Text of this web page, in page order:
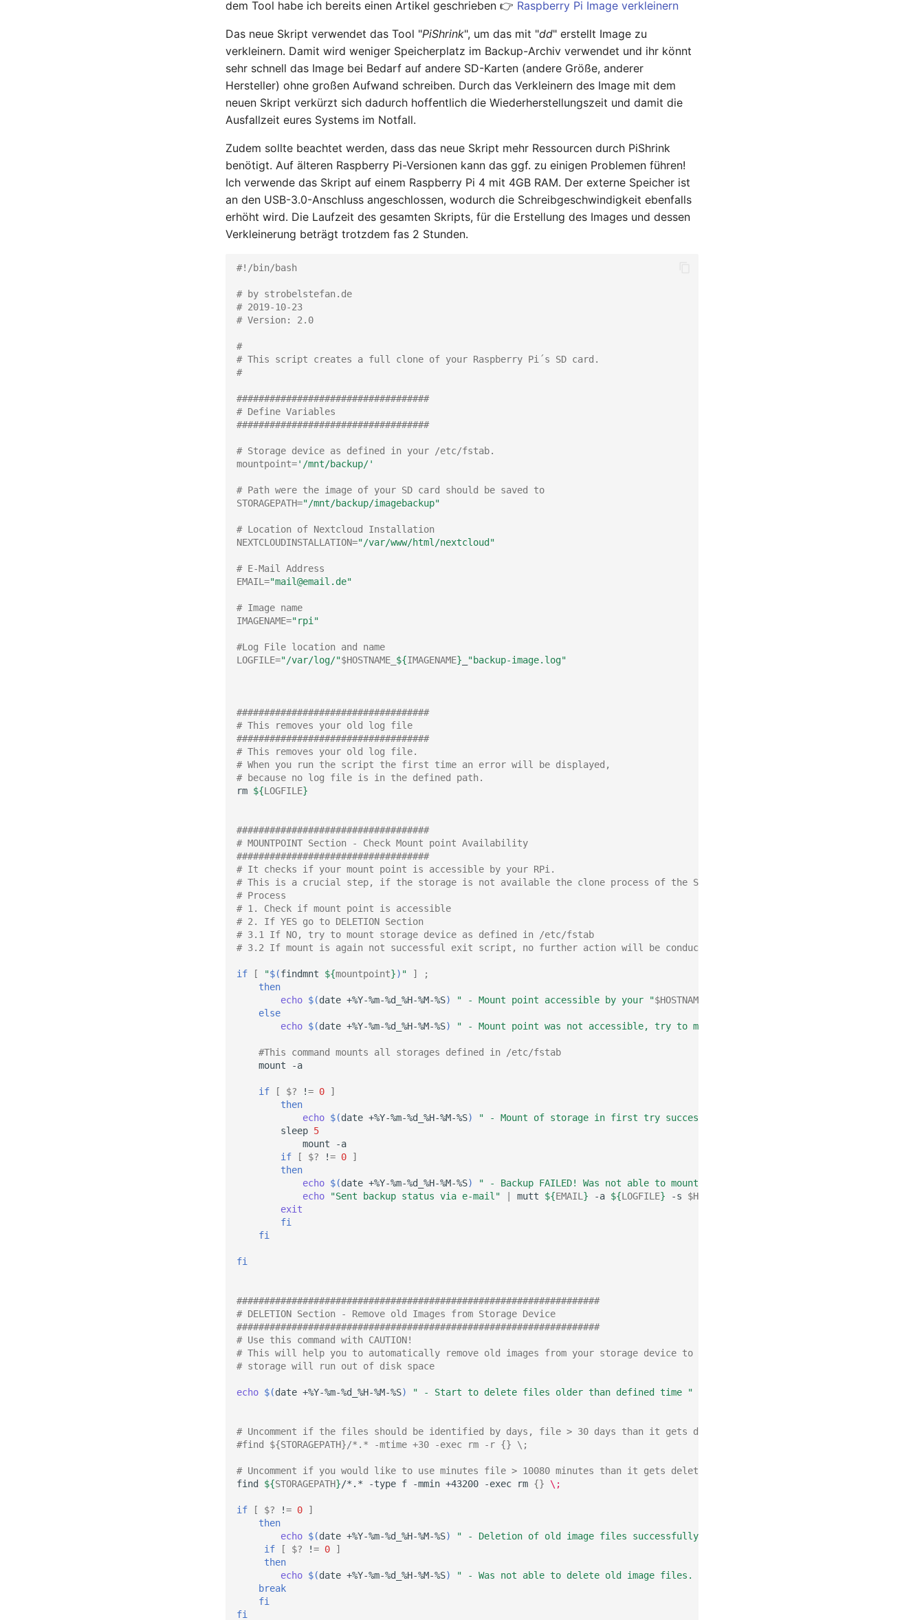
dem Tool habe ich bereits einen Artikel geschrieben 👉 Raspberry Pi Image verkleinern
Das neue Skript verwendet das Tool "PiShrink", um das mit "dd" erstellt Image zu
verkleinern. Damit wird weniger Speicherplatz im Backup-Archiv verwendet und ihr könnt
sehr schnell das Image bei Bedarf auf andere SD-Karten (andere Größe, anderer
Hersteller) ohne großen Aufwand schreiben. Durch das Verkleinern des Image mit dem
neuen Skript verkürzt sich dadurch hoffentlich die Wiederherstellungszeit und damit die
Ausfallzeit eures Systems im Notfall.
Zudem sollte beachtet werden, dass das neue Skript mehr Ressourcen durch PiShrink
benötigt. Auf älteren Raspberry Pi-Versionen kann das ggf. zu einigen Problemen führen!
Ich verwende das Skript auf einem Raspberry Pi 4 mit 4GB RAM. Der externe Speicher ist
an den USB-3.0-Anschluss angeschlossen, wodurch die Schreibgeschwindigkeit ebenfalls
erhöht wird. Die Laufzeit des gesamten Skripts, für die Erstellung des Images und dessen
Verkleinerung beträgt trotzdem fas 2 Stunden.
#!/bin/bash
# by strobelstefan.de
# 2019-10-23
# Version: 2.0
#
# This script creates a full clone of your Raspberry Pi´s SD card.
#
###################################
# Define Variables
###################################
# Storage device as defined in your /etc/fstab.
mountpoint='/mnt/backup/'
# Path were the image of your SD card should be saved to
STORAGEPATH="/mnt/backup/imagebackup"
# Location of Nextcloud Installation
NEXTCLOUDINSTALLATION="/var/www/html/nextcloud"
# E-Mail Address
EMAIL ="mail@email.de"
# Image name
IMAGENAME="rpi"
#Log File location and name
LOGFILE="/var/log/"$HOSTNAME_ ${IMAGENAME} "backup-image.log"
###################################
# This removes your old log file
###################################
# This removes your old log file.
# When you run the script the first time an error will be displayed,
# because no log file is in the defined path.
rm ${LOGFILE}
###################################
# MOUNTPOINT Section - Check Mount point Availability
###################################
# It checks if your mount point is accessible by your RPi.
# This is a crucial step, if the storage is not available the clone process of the SD card cannot conducted.
# Process
# 1. Check if mount point is accessible
# 2. If YES go to DELETION Section
# 3.1 If NO, try to mount storage device as defined in /etc/fstab
# 3.2 If mount is again not successful exit script, no further action will be conducted
if [ "$(findmnt ${mountpoint}) " ]
;
then
echo $(date +%Y-%m-%d_%H-%M-%S) " - Mount point accessible by your "$HOSTNAME
else
echo $(date +%Y-%m-%d_%H-%M-%S) " - Mount point was not accessible, try to mount it now as defined in your /etc/
#This command mounts all storages defined in /etc/fstab
mount
-a
if [ $? != 0
]
then
echo $(date +%Y-%m-%d_%H-%M-%S) " - Mount of storage in first try successfully completed"
sleep 5
mount
if
[ $? != 0
]
then
echo $(date +%Y-%m-%d_%H-%M-%S)
" - Backup FAILED! Was not able to mount your storage device. Stop backup
echo
"Sent backup status via e-mail" mutt ${EMAIL } -a ${LOGFILE} -s $HOSTNAME
exit
fi
fi
fi
##################################################################
# DELETION Section - Remove old Images from Storage Device
##################################################################
# Use this command with CAUTION!
# This will help you to automatically remove old images from your storage device to avoid that your
# storage will run out of disk space
echo $(date +%Y-%m-%d_%H-%M-%S) " - Start to delete files older than defined time "
# Uncomment if the files should be identified by days, file > 30 days than it gets deleted
#find ${STORAGEPATH}/*.* -mtime +30 -exec rm -r {} \;
# Uncomment if you would like to use minutes file > 10080 minutes than it gets deleted
find
${STORAGEPATH}/*.* -type f -mmin +43200 -exec rm {} \;
if [ $? != 0
]
then
echo $(date +%Y-%m-%d_%H-%M-%S) " - Deletion of old image files successfully completed"
if
[ $? != 0
]
then
echo $(date +%Y-%m-%d_%H-%M-%S) " - Was not able to delete old image files. You have to check it manually."
break
fi
fi